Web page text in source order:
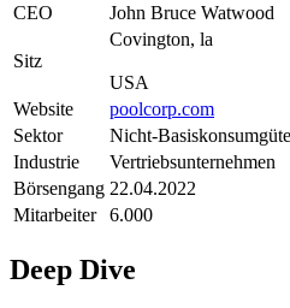
CEO
John Bruce Watwood
Sitz
Covington, la
USA
Website
poolcorp.com
Sektor
Nicht-
Industrie
Vertriebsunternehmen
Börsengang 22.04.2022
Mitarbeiter
6.000
Deep Dive